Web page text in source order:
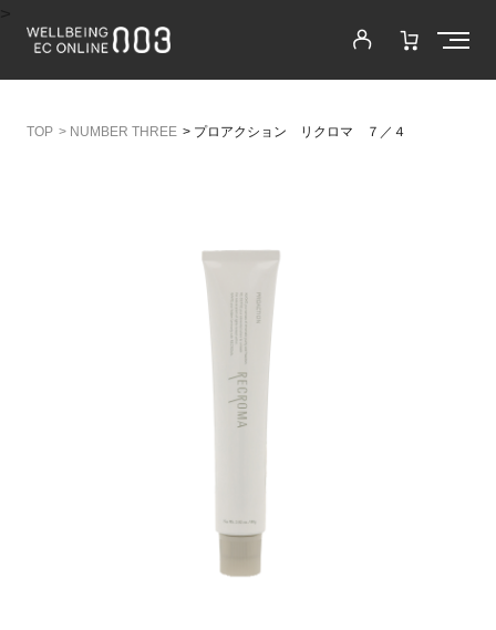
> NUMBER THREE > プロアクション リクロマ ７／４